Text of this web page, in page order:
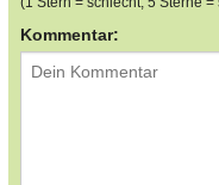
Kommentar: